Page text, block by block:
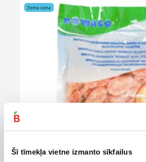
Šī tīmekļa vietne izmanto sīkfailus
Garneles NOWACO 120+ ar čaulu vārītas 280g